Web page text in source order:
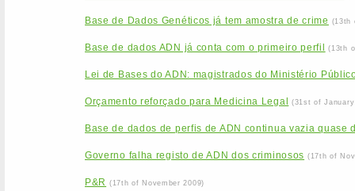
Base de Dados Genéticos já tem amostra de crime (13th
Base de dados ADN já conta com o primeiro perfil (13th
Lei de Bases do ADN: magistrados do Ministério
Orçamento reforçado para Medicina Legal (31st of
Base de dados de perfis de ADN continua vazia quase
Governo falha registo de ADN dos criminosos (17th of
P&R (17th of November 2009)